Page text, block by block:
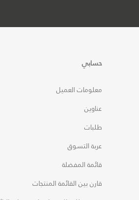
حسابي
معلومات العميل
عناوين
طلبات
عربة التسوق
قائمة المفضلة
قارن بين القائمة المنتجات